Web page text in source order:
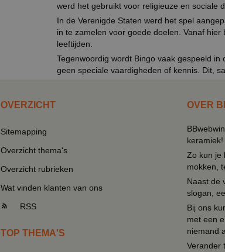
werd het gebruikt voor religieuze en sociale
In de Verenigde Staten werd het spel
in te zamelen voor goede doelen. Vanaf
leeftijden.
Tegenwoordig wordt Bingo vaak gespeeld
geen speciale vaardigheden of kennis. Dit,
OVERZICHT
Sitemapping
Overzicht thema's
Overzicht rubrieken
Wat vinden klanten van ons
RSS
TOP THEMA'S
OVER
keramiek!
Zo kun je
mokken,
Naast de
slogan,
Bij ons
met een
niemand
Verander